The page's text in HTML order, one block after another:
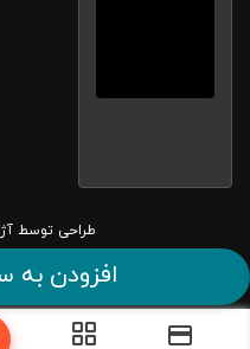
افزودن به
طراحی توسط
کلیه حقوق این سایت